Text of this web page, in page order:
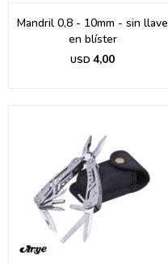
Mandril 0,8 - 10mm - sin llave
en blíster
USD 4,00